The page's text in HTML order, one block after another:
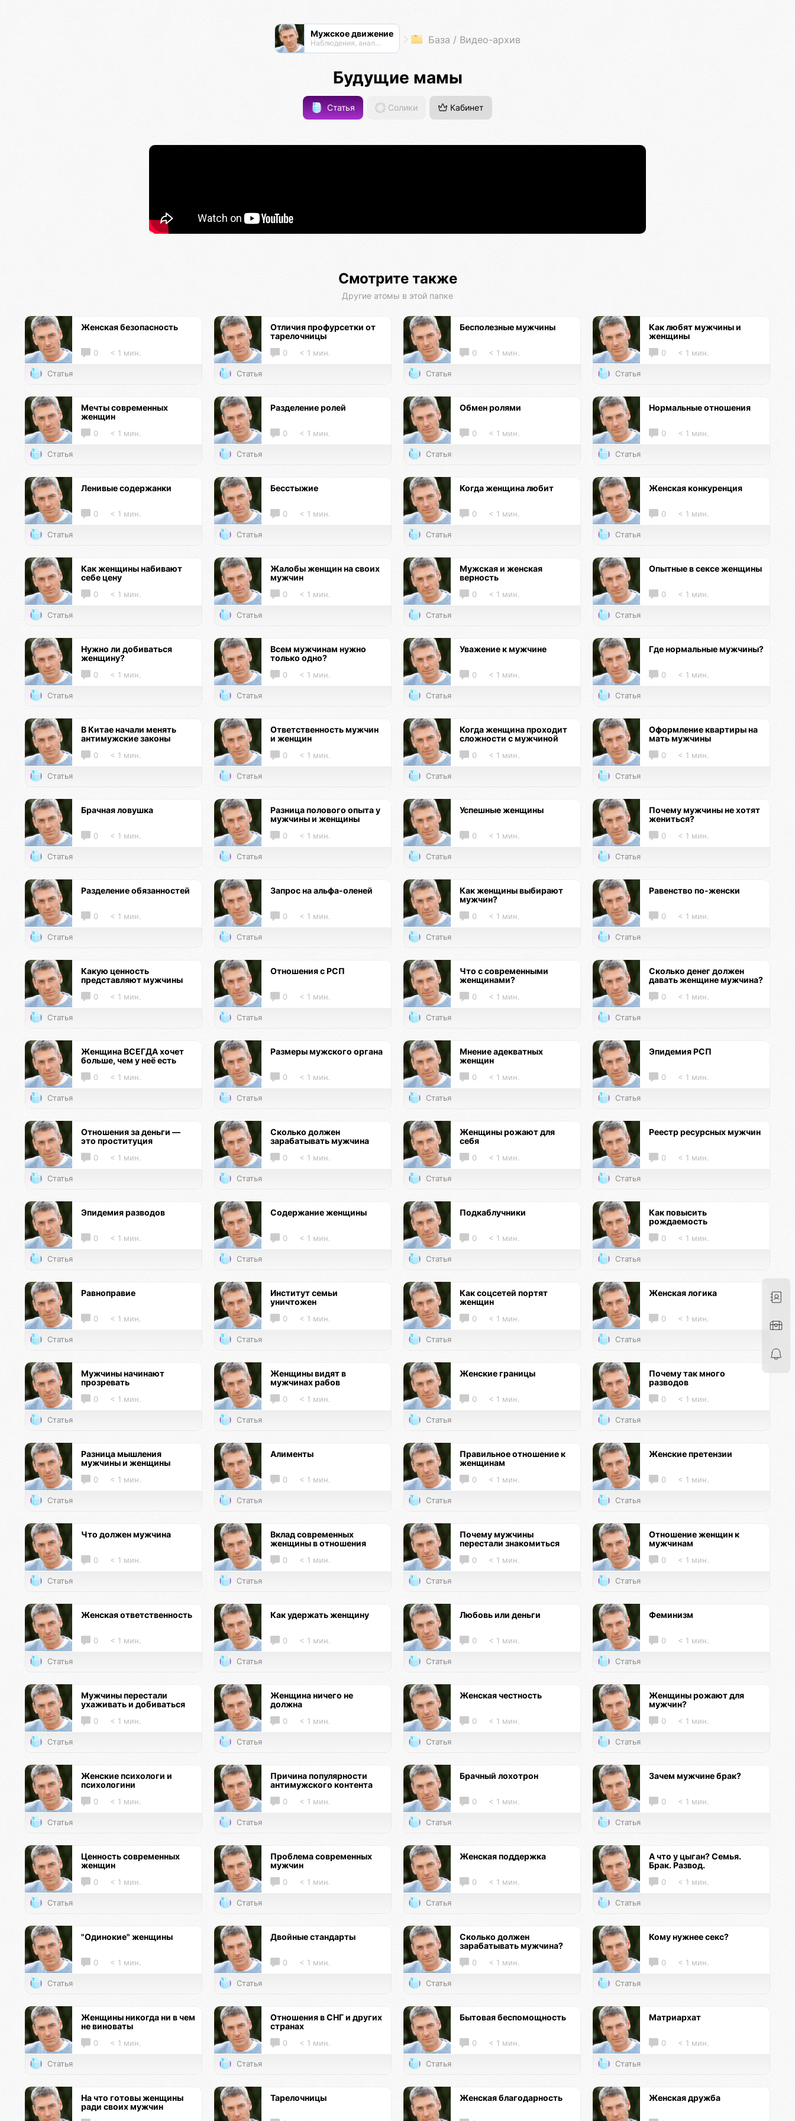
Мужское движение
Наблюдения, анализ, обсуждения База / Видео-архив
Будущие мамы
Статья Солики Кабинет
Смотрите также
Другие атомы в этой папке
Женская безопасность
0 < 1 мин.
Статья
Отличия профурсетки от
тарелочницы
0 < 1 мин.
Статья
Бесполезные мужчины
0 < 1 мин.
Статья
Как любят мужчины и
женщины
0 < 1 мин.
Статья
Мечты современных
женщин
0 < 1 мин.
Статья
Разделение ролей
0 < 1 мин.
Статья
Обмен ролями
0 < 1 мин.
Статья
Нормальные отношения
0 < 1 мин.
Статья
Ленивые содержанки
0 < 1 мин.
Статья
Бесстыжие
0 < 1 мин.
Статья
Когда женщина любит
0 < 1 мин.
Статья
Женская конкуренция
0 < 1 мин.
Статья
Как женщины набивают
себе цену
0 < 1 мин.
Статья
Жалобы женщин на своих
мужчин
0 < 1 мин.
Статья
Мужская и женская
верность
0 < 1 мин.
Статья
Опытные в сексе женщины
0 < 1 мин.
Статья
Нужно ли добиваться
женщину?
0 < 1 мин.
Статья
Всем мужчинам нужно
только одно?
0 < 1 мин.
Статья
Уважение к мужчине
0 < 1 мин.
Статья
Где нормальные мужчины?
0 < 1 мин.
Статья
В Китае начали менять
антимужские законы
0 < 1 мин.
Статья
Ответственность мужчин
и женщин
0 < 1 мин.
Статья
Когда женщина проходит
сложности с мужчиной
0 < 1 мин.
Статья
Оформление квартиры на
мать мужчины
0 < 1 мин.
Статья
Брачная ловушка
0 < 1 мин.
Статья
Разница полового опыта у
мужчины и женщины
0 < 1 мин.
Статья
Успешные женщины
0 < 1 мин.
Статья
Почему мужчины не хотят
жениться?
0 < 1 мин.
Статья
Разделение обязанностей
0 < 1 мин.
Статья
Запрос на альфа-оленей
0 < 1 мин.
Статья
Как женщины выбирают
мужчин?
0 < 1 мин.
Статья
Равенство по-женски
0 < 1 мин.
Статья
Какую ценность
представляют мужчины
0 < 1 мин.
Статья
Отношения с РСП
0 < 1 мин.
Статья
Что с современными
женщинами?
0 < 1 мин.
Статья
Сколько денег должен
давать женщине мужчина?
0 < 1 мин.
Статья
Женщина ВСЕГДА хочет
больше, чем у неё есть
0 < 1 мин.
Статья
Размеры мужского органа
0 < 1 мин.
Статья
Мнение адекватных
женщин
0 < 1 мин.
Статья
Эпидемия РСП
0 < 1 мин.
Статья
Отношения за деньги —
это проституция
0 < 1 мин.
Статья
Сколько должен
зарабатывать мужчина
0 < 1 мин.
Статья
Женщины рожают для
себя
0 < 1 мин.
Статья
Реестр ресурсных мужчин
0 < 1 мин.
Статья
Эпидемия разводов
0 < 1 мин.
Статья
Содержание женщины
0 < 1 мин.
Статья
Подкаблучники
0 < 1 мин.
Статья
Как повысить
рождаемость
0 < 1 мин.
Статья
Равноправие
0 < 1 мин.
Статья
Институт семьи
уничтожен
0 < 1 мин.
Статья
Как соцсетей портят
женщин
0 < 1 мин.
Статья
Женская логика
0 < 1 мин.
Статья
Мужчины начинают
прозревать
0 < 1 мин.
Статья
Женщины видят в
мужчинах рабов
0 < 1 мин.
Статья
Женские границы
0 < 1 мин.
Статья
Почему так много
разводов
0 < 1 мин.
Статья
Разница мышления
мужчины и женщины
0 < 1 мин.
Статья
Алименты
0 < 1 мин.
Статья
Правильное отношение к
женщинам
0 < 1 мин.
Статья
Женские претензии
0 < 1 мин.
Статья
Что должен мужчина
0 < 1 мин.
Статья
Вклад современных
женщины в отношения
0 < 1 мин.
Статья
Почему мужчины
перестали знакомиться
0 < 1 мин.
Статья
Отношение женщин к
мужчинам
0 < 1 мин.
Статья
Женская ответственность
0 < 1 мин.
Статья
Как удержать женщину
0 < 1 мин.
Статья
Любовь или деньги
0 < 1 мин.
Статья
Феминизм
0 < 1 мин.
Статья
Мужчины перестали
ухаживать и добиваться
0 < 1 мин.
Статья
Женщина ничего не
должна
0 < 1 мин.
Статья
Женская честность
0 < 1 мин.
Статья
Женщины рожают для
мужчин?
0 < 1 мин.
Статья
Женские психологи и
психологини
0 < 1 мин.
Статья
Причина популярности
антимужского контента
0 < 1 мин.
Статья
Брачный лохотрон
0 < 1 мин.
Статья
Зачем мужчине брак?
0 < 1 мин.
Статья
Ценность современных
женщин
0 < 1 мин.
Статья
Проблема современных
мужчин
0 < 1 мин.
Статья
Женская поддержка
0 < 1 мин.
Статья
А что у цыган? Семья.
Брак. Развод.
0 < 1 мин.
Статья
"Одинокие" женщины
0 < 1 мин.
Статья
Двойные стандарты
0 < 1 мин.
Статья
Сколько должен
зарабатывать мужчина?
0 < 1 мин.
Статья
Кому нужнее секс?
0 < 1 мин.
Статья
Женщины никогда ни в чем
не виноваты
0 < 1 мин.
Статья
Отношения в СНГ и других
странах
0 < 1 мин.
Статья
Бытовая беспомощность
0 < 1 мин.
Статья
Матриархат
0 < 1 мин.
Статья
На что готовы женщины
ради своих мужчин
Тарелочницы Женская благодарность Женская дружба